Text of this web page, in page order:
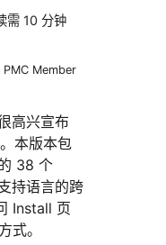
需 10 分钟
Member
高兴宣布
本版本包
38 个
持语言的跨
Install 页
式。